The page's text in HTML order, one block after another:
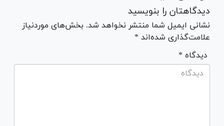
دیدگاهتان را بنویسید
نشانی ایمیل شما منتشر نخواهد شد. بخش‌های موردنیاز
علامت‌گذاری شده‌اند *
* دیدگاه